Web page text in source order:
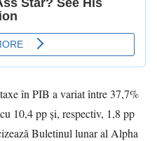
în PIB a variat între 37,7%
10,4 pp şi, respectiv, 1,8 pp
Buletinul lunar al Alpha